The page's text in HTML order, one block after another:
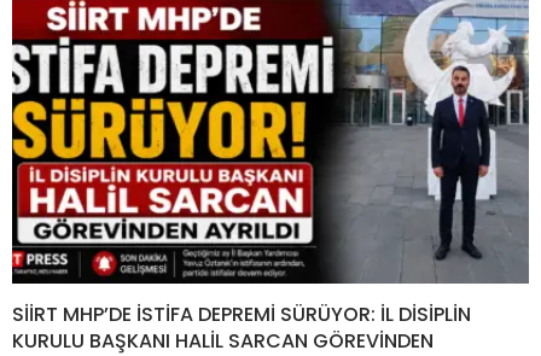
SİİRT MHP’DE İSTİFA DEPREMİ SÜRÜYOR: İL DİSİPLİN
KURULU BAŞKANI HALİL SARCAN GÖREVİNDEN